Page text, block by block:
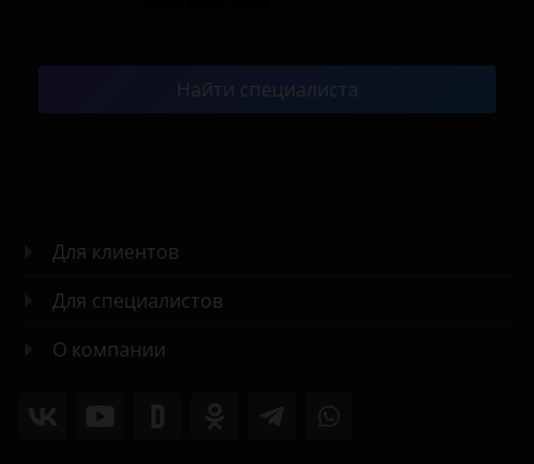
Найти специалиста
Для клиентов
Для специалистов
О компании